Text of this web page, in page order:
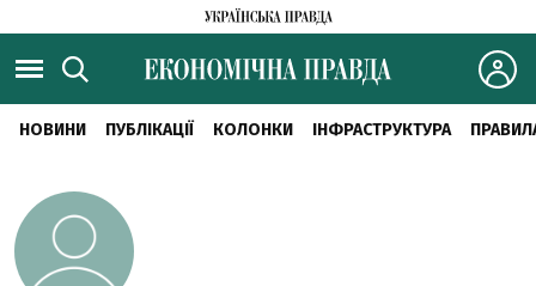
НОВИНИ ПУБЛІКАЦІЇ КОЛОНКИ ІНФРАСТРУКТУРА